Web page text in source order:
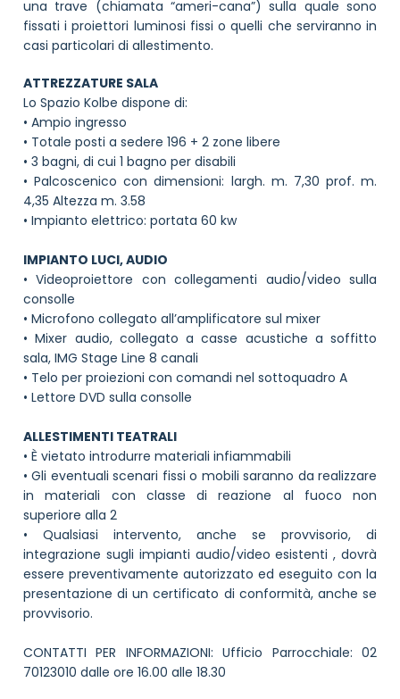
una trave (chiamata “ameri-cana”) sulla quale sono
fissati i proiettori luminosi fissi o quelli che serviranno in
casi particolari di allestimento.
ATTREZZATURE SALA
Lo Spazio Kolbe dispone di:
• Ampio ingresso
• Totale posti a sedere 196 + 2 zone libere
• 3 bagni, di cui 1 bagno per disabili
• Palcoscenico con dimensioni: largh. m. 7,30 prof. m.
4,35 Altezza m. 3.58
• Impianto elettrico: portata 60 kw
IMPIANTO LUCI, AUDIO
• Videoproiettore con collegamenti audio/video sulla
consolle
• Microfono collegato all’amplificatore sul mixer
• Mixer audio, collegato a casse acustiche a soffitto
sala, IMG Stage Line 8 canali
• Telo per proiezioni con comandi nel sottoquadro A
• Lettore DVD sulla consolle
ALLESTIMENTI TEATRALI
• È vietato introdurre materiali infiammabili
• Gli eventuali scenari fissi o mobili saranno da realizzare
in materiali con classe di reazione al fuoco non
superiore alla 2
• Qualsiasi intervento, anche se provvisorio, di
integrazione sugli impianti audio/video esistenti , dovrà
essere preventivamente autorizzato ed eseguito con la
presentazione di un certificato di conformità, anche se
provvisorio.
CONTATTI PER INFORMAZIONI: Ufficio Parrocchiale: 02
70123010 dalle ore 16.00 alle 18.30